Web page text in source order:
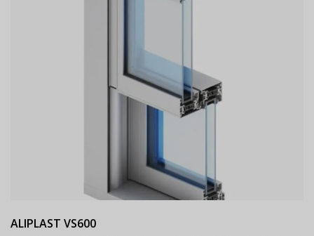
ALIPLAST VS600